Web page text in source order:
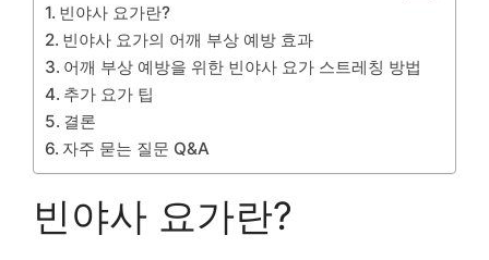
빈야사 요가란?
빈야사 요가의 어깨 부상 예방 효과
어깨 부상 예방을 위한 빈야사 요가 스트레칭 방법
추가 요가 팁
결론
자주 묻는 질문 Q&A
빈야사 요가란?